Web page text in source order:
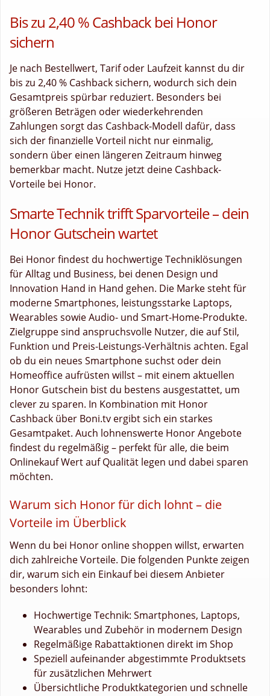
Bis zu 2,40 % Cashback bei Honor
sichern
Je nach Bestellwert, Tarif oder Laufzeit kannst du dir
bis zu 2,40 % Cashback sichern, wodurch sich dein
Gesamtpreis spürbar reduziert. Besonders bei
größeren Beträgen oder wiederkehrenden
Zahlungen sorgt das Cashback-Modell dafür, dass
sich der finanzielle Vorteil nicht nur einmalig,
sondern über einen längeren Zeitraum hinweg
bemerkbar macht. Nutze jetzt deine Cashback-
Vorteile bei Honor.
Smarte Technik trifft Sparvorteile – dein
Honor Gutschein wartet
Bei Honor findest du hochwertige Techniklösungen
für Alltag und Business, bei denen Design und
Innovation Hand in Hand gehen. Die Marke steht für
moderne Smartphones, leistungsstarke Laptops,
Wearables sowie Audio- und Smart-Home-Produkte.
Zielgruppe sind anspruchsvolle Nutzer, die auf Stil,
Funktion und Preis-Leistungs-Verhältnis achten. Egal
ob du ein neues Smartphone suchst oder dein
Homeoffice aufrüsten willst – mit einem aktuellen
Honor Gutschein bist du bestens ausgestattet, um
clever zu sparen. In Kombination mit Honor
Cashback über Boni.tv ergibt sich ein starkes
Gesamtpaket. Auch lohnenswerte Honor Angebote
findest du regelmäßig – perfekt für alle, die beim
Onlinekauf Wert auf Qualität legen und dabei sparen
möchten.
Warum sich Honor für dich lohnt – die
Vorteile im Überblick
Wenn du bei Honor online shoppen willst, erwarten
dich zahlreiche Vorteile. Die folgenden Punkte zeigen
dir, warum sich ein Einkauf bei diesem Anbieter
besonders lohnt:
Hochwertige Technik: Smartphones, Laptops,
Wearables und Zubehör in modernem Design
Regelmäßige Rabattaktionen direkt im Shop
Speziell aufeinander abgestimmte Produktsets
für zusätzlichen Mehrwert
Übersichtliche Produktkategorien und schnelle